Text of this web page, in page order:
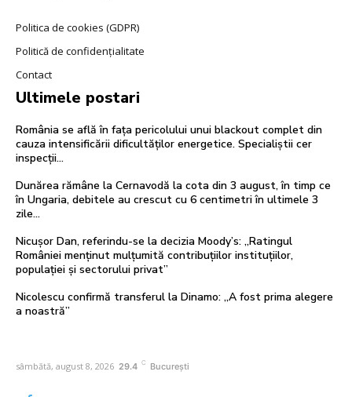
Politica de cookies (GDPR)
Politică de confidențialitate
Contact
Ultimele postari
România se află în fața pericolului unui blackout complet din
cauza intensificării dificultăților energetice. Specialiștii cer
inspecții…
Dunărea rămâne la Cernavodă la cota din 3 august, în timp ce
în Ungaria, debitele au crescut cu 6 centimetri în ultimele 3
zile...
Nicușor Dan, referindu-se la decizia Moody’s: „Ratingul
României menținut mulțumită contribuțiilor instituțiilor,
populației și sectorului privat”
Nicolescu confirmă transferul la Dinamo: „A fost prima alegere
a noastră”
sâmbătă, august 8, 2026 29.4 C București